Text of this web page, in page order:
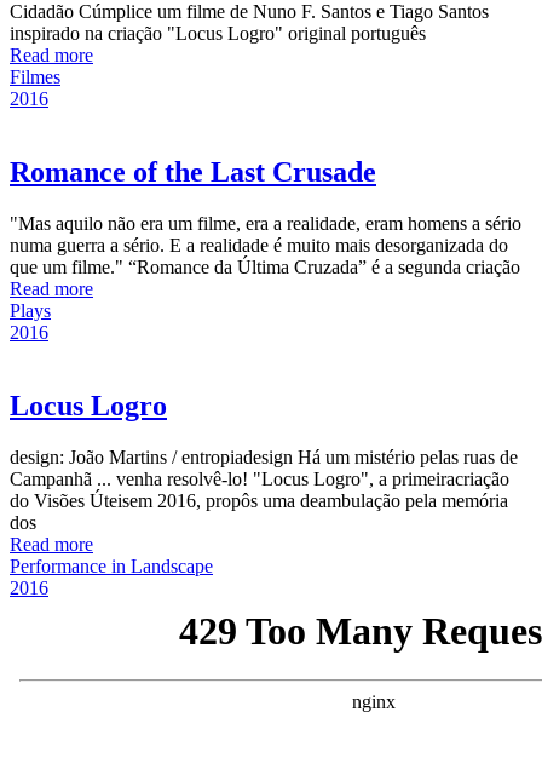
Cidadão Cúmplice um filme de Nuno F. Santos e Tiago Santos
inspirado na criação "Locus Logro" original português
Read more
Filmes
2016
Romance of the Last Crusade
"Mas aquilo não era um filme, era a realidade, eram homens a sério
numa guerra a sério. E a realidade é muito mais desorganizada do
que um filme." “Romance da Última Cruzada” é a segunda criação
Read more
Plays
2016
Locus Logro
design: João Martins / entropiadesign Há um mistério pelas ruas de
Campanhã ... venha resolvê-lo! "Locus Logro", a primeiracriação
do Visões Úteisem 2016, propôs uma deambulação pela memória
dos
Read more
Performance in Landscape
2016